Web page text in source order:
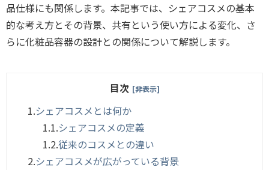
品仕様にも関係します。本記事では、シェアコスメの基本
的な考え方とその背景、共有という使い方による変化、さ
らに化粧品容器の設計との関係について解説します。
目次 [非表示]
1.シェアコスメとは何か
1.1.シェアコスメの定義
1.2.従来のコスメとの違い
2.シェアコスメが広がっている背景